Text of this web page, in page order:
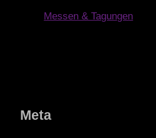
Messen & Tagungen
Meta